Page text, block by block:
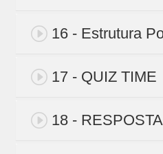
16 - Estrutura
17 - QUIZ TIME
18 - RESPOSTA